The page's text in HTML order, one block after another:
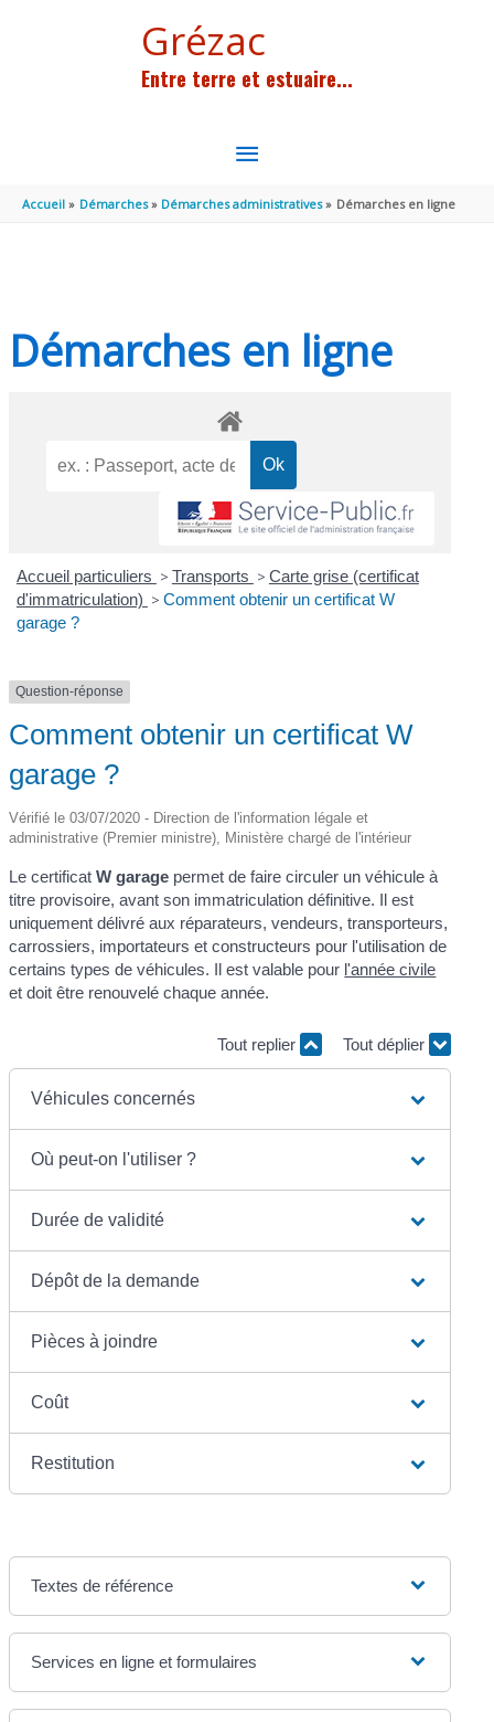
Grézac
Entre terre et estuaire...
MENU
PRINCIPAL
Accueil Démarches Démarches administratives Démarches en ligne
Démarches en ligne
Accueil particuliers > Transports > Carte grise (certificat
d'immatriculation) > Comment obtenir un certificat W
garage ?
Question-réponse
Comment obtenir un certificat W
garage ?
Vérifié le 03/07/2020 - Direction de l'information légale et
administrative (Premier ministre), Ministère chargé de l'intérieur
Le certificatW garage permet de faire circuler un véhicule à
titre provisoire, avant son immatriculation définitive. Il est
uniquement délivré aux réparateurs, vendeurs, transporteurs,
carrossiers, importateurs et constructeurs pour l'utilisation de
certains types de véhicules. Il est valable pour l'année civile
et doit être renouvelé chaque année.
Tout replier Tout déplier
Véhicules concernés
Où peut-on l'utiliser ?
Durée de validité
Dépôt de la demande
Pièces à joindre
Coût
Restitution
Textes de référence
Services en ligne et formulaires